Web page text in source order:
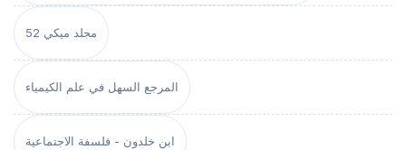
مجلد ميكي 52
المرجع السهل في علم الكيمياء
ابن خلدون - فلسفة الاجتماعية